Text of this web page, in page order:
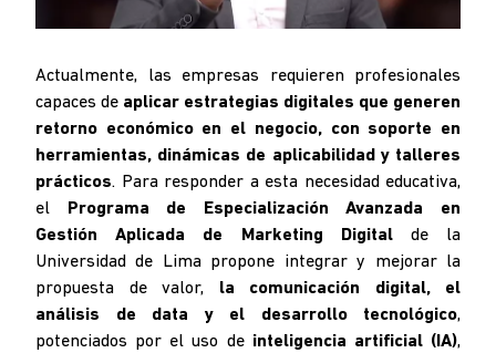
Actualmente, las empresas requieren profesionales
capaces de aplicar estrategias digitales que generen
retorno económico en el negocio, con soporte en
herramientas, dinámicas de aplicabilidad y talleres
prácticos. Para responder a esta necesidad educativa,
el Programa de Especialización Avanzada en
Gestión Aplicada de Marketing Digitalde la
Universidad de Lima propone integrar y mejorar la
propuesta de valor, la comunicación digital, el
análisis de data y el desarrollo tecnológico,
potenciados por el uso de inteligencia artificial (IA),